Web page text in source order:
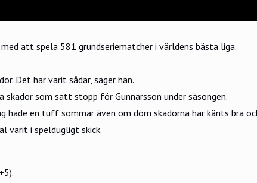
att spela 581 grundseriematcher i världens bästa liga.
Det har varit sådär, säger han.
som satt stopp för Gunnarsson under säsongen.
hade en tuff sommar även om dom skadorna har känts bra
varit i speldugligt skick.